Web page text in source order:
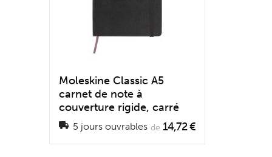
Moleskine Classic A5
carnet de note à
couverture rigide, carré
5 jours ouvrables de 14,72 €